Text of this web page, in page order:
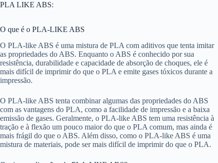
PLA LIKE ABS:
O que é o PLA-LIKE ABS
O PLA-like ABS é uma mistura de PLA com aditivos que tenta imitar
as propriedades do ABS. Enquanto o ABS é conhecido por sua
resistência, durabilidade e capacidade de absorção de choques, ele é
mais difícil de imprimir do que o PLA e emite gases tóxicos durante a
impressão.
O PLA-like ABS tenta combinar algumas das propriedades do ABS
com as vantagens do PLA, como a facilidade de impressão e a baixa
emissão de gases. Geralmente, o PLA-like ABS tem uma resistência à
tração e à flexão um pouco maior do que o PLA comum, mas ainda é
mais frágil do que o ABS. Além disso, como o PLA-like ABS é uma
mistura de materiais, pode ser mais difícil de imprimir do que o PLA.